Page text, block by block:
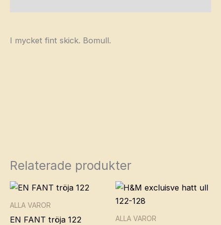
I mycket fint skick. Bomull.
Relaterade produkter
ALLA VAROR
EN FANT tröja 122 ALLA VAROR